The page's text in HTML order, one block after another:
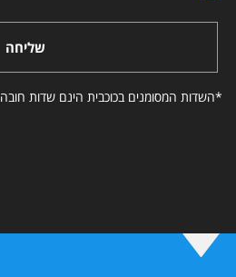
שליחה
*השדות המסומנים בכוכבית הינם שדות חובה